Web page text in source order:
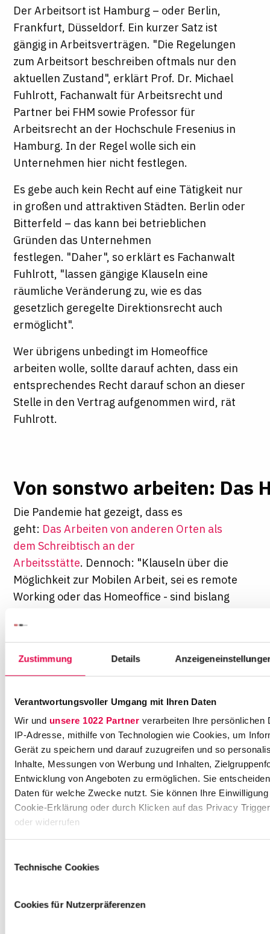
Zustimmung Details
Verantwortungsvoller Umgang mit Ihren Daten
Wir und unsere 1022 Partnerverarbeiten Ihre persönlichen
IP-Adresse, mithilfe von Technologien wie Cookies, um
Gerät zu speichern und darauf zuzugreifen und so
Inhalte, Messungen von Werbung und Inhalten,
Entwicklung von Angeboten zu ermöglichen. Sie
Daten für welche Zwecke nutzt. Sie können Ihre
Cookie-Erklärung oder durch Klicken auf das Privacy
oder widerrufen
Informationen über Ihre geografische Lage erfassen,
(Fingerprinting) identifizieren
Technische Cookies
Cookies für Nutzerpräferenzen
Der Arbeitsort ist Hamburg – oder Berlin,
Frankfurt, Düsseldorf. Ein kurzer Satz ist
gängig in Arbeitsverträgen. "Die Regelungen
zum Arbeitsort beschreiben oftmals nur den
aktuellen Zustand", erklärt Prof. Dr. Michael
Fuhlrott, Fachanwalt für Arbeitsrecht und
Partner bei FHM sowie Professor für
Arbeitsrecht an der Hochschule Fresenius in
Hamburg. In der Regel wolle sich ein
Unternehmen hier nicht festlegen.
Es gebe auch kein Recht auf eine Tätigkeit nur
in großen und attraktiven Städten. Berlin oder
Bitterfeld – das kann bei betrieblichen
Gründen das Unternehmen
festlegen. "Daher", so erklärt es Fachanwalt
Fuhlrott, "lassen gängige Klauseln eine
räumliche Veränderung zu, wie es das
gesetzlich geregelte Direktionsrecht auch
ermöglicht".
Wer übrigens unbedingt im Homeoffice
arbeiten wolle, sollte darauf achten, dass ein
entsprechendes Recht darauf schon an dieser
Stelle in den Vertrag aufgenommen wird, rät
Fuhlrott.
Von sonstwo arbeiten: Das
Die Pandemie hat gezeigt, dass es
geht: Das Arbeiten von anderen Orten als
dem Schreibtisch an der
Arbeitsstätte. Dennoch: "Klauseln über die
Möglichkeit zur Mobilen Arbeit, sei es remote
Working oder das Homeoffice - sind bislang
Kuhn, Fachanwalt für Arbeitsrecht und
Partner bei Oppenhoff & Partner, deren
Fachbereich Arbeitsrecht er leitet.
schriftlichen Vereinbarung aus Sicht des
Arbeitgebers das Risiko entsteht, dass ein
Telearbeitsplatz (iSv § 2 Abs. 7 der
Arbeitsschutzverordnung) vereinbart wird.
Zum anderen bringe der Beruf etwa als
Rechtsanwalt bzw. Rechtsanwältin ohnehin
Abwesenheiten von einem Büroarbeitsplatz
bspw. bei Gerichts- oder Mandantentermin
mit sich.
Kuhn rät daher: "Wenn der zukünftige
anspricht, sollten Bewerberinnen und